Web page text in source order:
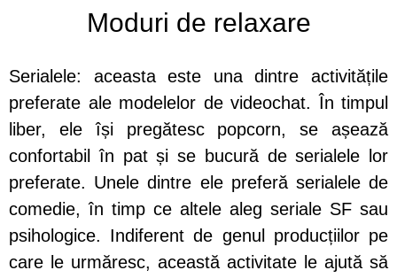
Moduri de relaxare
Serialele: aceasta este una dintre activitățile
preferate ale modelelor de videochat. În timpul
liber, ele își pregătesc popcorn, se așează
confortabil în pat și se bucură de serialele lor
preferate. Unele dintre ele preferă serialele de
comedie, în timp ce altele aleg seriale SF sau
psihologice. Indiferent de genul producțiilor pe
care le urmăresc, această activitate le ajută să